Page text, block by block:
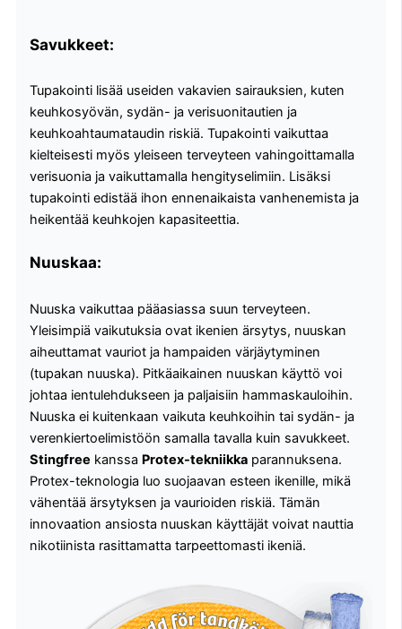
Savukkeet:
Tupakointi lisää useiden vakavien sairauksien, kuten
keuhkosyövän, sydän- ja verisuonitautien ja
keuhkoahtaumataudin riskiä. Tupakointi vaikuttaa
kielteisesti myös yleiseen terveyteen vahingoittamalla
verisuonia ja vaikuttamalla hengityselimiin. Lisäksi
tupakointi edistää ihon ennenaikaista vanhenemista ja
heikentää keuhkojen kapasiteettia.
Nuuskaa:
Nuuska vaikuttaa pääasiassa suun terveyteen.
Yleisimpiä vaikutuksia ovat ikenien ärsytys, nuuskan
aiheuttamat vauriot ja hampaiden värjäytyminen
(tupakan nuuska). Pitkäaikainen nuuskan käyttö voi
johtaa ientulehdukseen ja paljaisiin hammaskauloihin.
Nuuska ei kuitenkaan vaikuta keuhkoihin tai sydän- ja
verenkiertoelimistöön samalla tavalla kuin savukkeet.
Stingfree kanssa Protex-tekniikkaparannuksena.
Protex-teknologia luo suojaavan esteen ikenille, mikä
vähentää ärsytyksen ja vaurioiden riskiä. Tämän
innovaation ansiosta nuuskan käyttäjät voivat nauttia
nikotiinista rasittamatta tarpeettomasti ikeniä.